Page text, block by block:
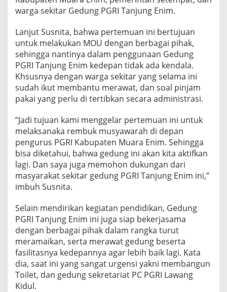
warga sekitar Gedung PGRI Tanjung Enim.
Lanjut Susnita, bahwa pertemuan ini bertujuan
untuk melakukan MOU dengan berbagai pihak,
sehingga nantinya dalam penggunaan Gedung
PGRI Tanjung Enim kedepan tidak ada kendala.
Khsusnya dengan warga sekitar yang selama ini
sudah ikut membantu merawat, dan soal pinjam
pakai yang perlu di tertibkan secara administrasi.
“Jadi tujuan kami menggelar pertemuan ini untuk
melaksanaka rembuk musyawarah di depan
pengurus PGRI Kabupaten Muara Enim. Sehingga
bisa diketahui, bahwa gedung ini akan kita aktifkan
lagi. Dan saya juga memohon dukungan dari
masyarakat sekitar gedung PGRI Tanjung Enim ini,”
imbuh Susnita.
Selain mendirikan kegiatan pendidikan, Gedung
PGRI Tanjung Enim ini juga siap bekerjasama
dengan berbagai pihak dalam rangka turut
meramaikan, serta merawat gedung beserta
fasilitasnya kedepannya agar lebih baik lagi. Kata
dia, saat ini yang sangat urgensi yakni membangun
Toilet, dan gedung sekretariat PC PGRI Lawang
Kidul.